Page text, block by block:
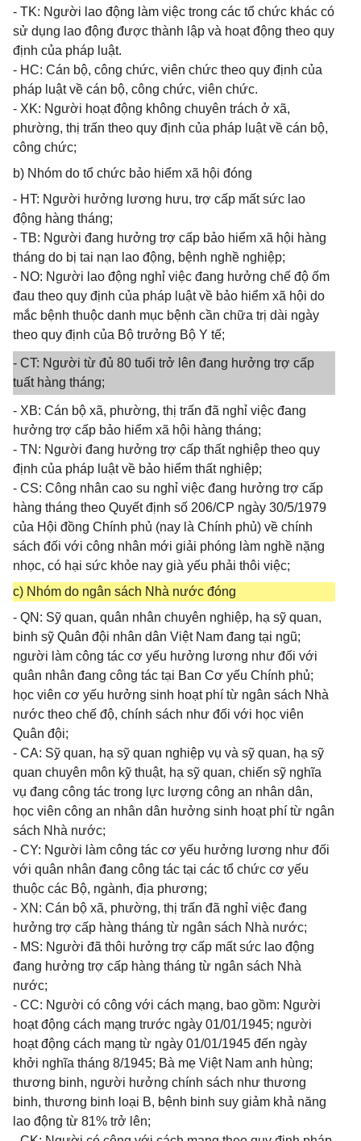
- TK: Người lao động làm việc trong các tổ chức khác có
sử dụng lao động được thành lập và hoạt động theo quy
định của pháp luật.
- HC: Cán bộ, công chức, viên chức theo quy định của
pháp luật về cán bộ, công chức, viên chức.
- XK: Người hoạt động không chuyên trách ở xã,
phường, thị trấn theo quy định của pháp luật về cán bộ,
công chức;
b) Nhóm do tổ chức bảo hiểm xã hội đóng
- HT: Người hưởng lương hưu, trợ cấp mất sức lao
động hàng tháng;
- TB: Người đang hưởng trợ cấp bảo hiểm xã hội hàng
tháng do bị tai nạn lao động, bệnh nghề nghiệp;
- NO: Người lao động nghỉ việc đang hưởng chế độ ốm
đau theo quy định của pháp luật về bảo hiểm xã hội do
mắc bệnh thuộc danh mục bệnh cần chữa trị dài ngày
theo quy định của Bộ trưởng Bộ Y tế;
- CT: Người từ đủ 80 tuổi trở lên đang hưởng trợ cấp
tuất hàng tháng;
- XB: Cán bộ xã, phường, thị trấn đã nghỉ việc đang
hưởng trợ cấp bảo hiểm xã hội hàng tháng;
- TN: Người đang hưởng trợ cấp thất nghiệp theo quy
định của pháp luật về bảo hiểm thất nghiệp;
- CS: Công nhân cao su nghỉ việc đang hưởng trợ cấp
hàng tháng theo Quyết định số 206/CP ngày 30/5/1979
của Hội đồng Chính phủ (nay là Chính phủ) về chính
sách đối với công nhân mới giải phóng làm nghề nặng
nhọc, có hại sức khỏe nay già yếu phải thôi việc;
c) Nhóm do ngân sách Nhà nước đóng
- QN: Sỹ quan, quân nhân chuyên nghiệp, hạ sỹ quan,
binh sỹ Quân đội nhân dân Việt Nam đang tại ngũ;
người làm công tác cơ yếu hưởng lương như đối với
quân nhân đang công tác tại Ban Cơ yếu Chính phủ;
học viên cơ yếu hưởng sinh hoạt phí từ ngân sách Nhà
nước theo chế độ, chính sách như đối với học viên
Quân đội;
- CA: Sỹ quan, hạ sỹ quan nghiệp vụ và sỹ quan, hạ sỹ
quan chuyên môn kỹ thuật, hạ sỹ quan, chiến sỹ nghĩa
vụ đang công tác trong lực lượng công an nhân dân,
học viên công an nhân dân hưởng sinh hoạt phí từ ngân
sách Nhà nước;
- CY: Người làm công tác cơ yếu hưởng lương như đối
với quân nhân đang công tác tại các tổ chức cơ yếu
thuộc các Bộ, ngành, địa phương;
- XN: Cán bộ xã, phường, thị trấn đã nghỉ việc đang
hưởng trợ cấp hàng tháng từ ngân sách Nhà nước;
- MS: Người đã thôi hưởng trợ cấp mất sức lao động
đang hưởng trợ cấp hàng tháng từ ngân sách Nhà
nước;
- CC: Người có công với cách mạng, bao gồm: Người
hoạt động cách mạng trước ngày 01/01/1945; người
hoạt động cách mạng từ ngày 01/01/1945 đến ngày
khởi nghĩa tháng 8/1945; Bà mẹ Việt Nam anh hùng;
thương binh, người hưởng chính sách như thương
binh, thương binh loại B, bệnh binh suy giảm khả năng
lao động từ 81% trở lên;